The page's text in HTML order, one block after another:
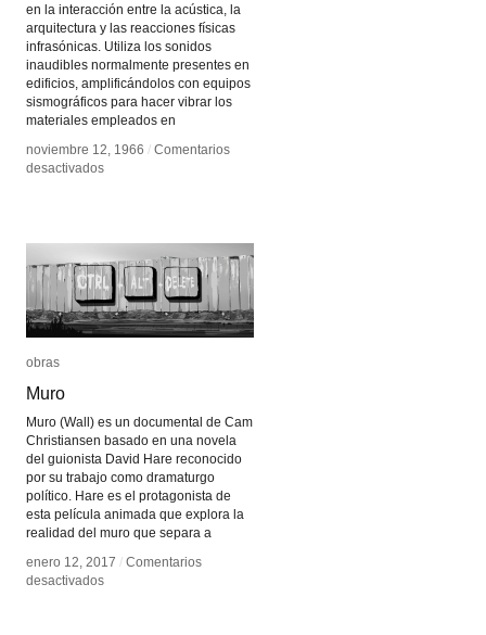
en la interacción entre la acústica, la
arquitectura y las reacciones físicas
infrasónicas. Utiliza los sonidos
inaudibles normalmente presentes en
edificios, amplificándolos con equipos
sismográficos para hacer vibrar los
materiales empleados en
noviembre 12, 1966 / Comentarios
desactivadosen
arquitectura
con
infrasonido
noviembre 12, 1966 / Comentarios
desactivadosen
arquitectura
con
infrasonido
obras
Muro
Muro (Wall) es un documental de Cam
Christiansen basado en una novela
del guionista David Hare reconocido
por su trabajo como dramaturgo
político. Hare es el protagonista de
esta película animada que explora la
realidad del muro que separa a
enero 12, 2017 / Comentarios
desactivadosen
obras
Muro
enero 12, 2017 / Comentarios
desactivadosen